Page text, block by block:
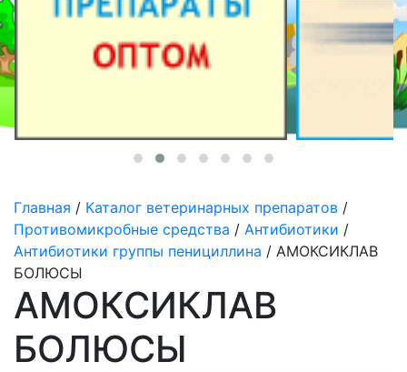
Главная / Каталог ветеринарных препаратов /
Противомикробные средства / Антибиотики /
Антибиотики группы пенициллина / АМОКСИКЛАВ
БОЛЮСЫ
АМОКСИКЛАВ
БОЛЮСЫ